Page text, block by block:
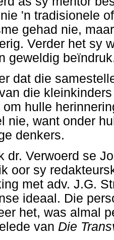
'n tradisionele
gehad nie,
Verder het sy
geweldig
dat die
die
om hulle
nie, want onder
denkers.
dr. Verwoerd se
oor sy
met adv. J.G.
ideaal. Die
het, was almal
van Die